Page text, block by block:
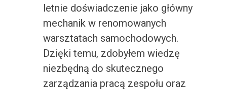
letnie doświadczenie jako główny
mechanik w renomowanych
warsztatach samochodowych.
Dzięki temu, zdobyłem wiedzę
niezbędną do skutecznego
zarządzania pracą zespołu oraz